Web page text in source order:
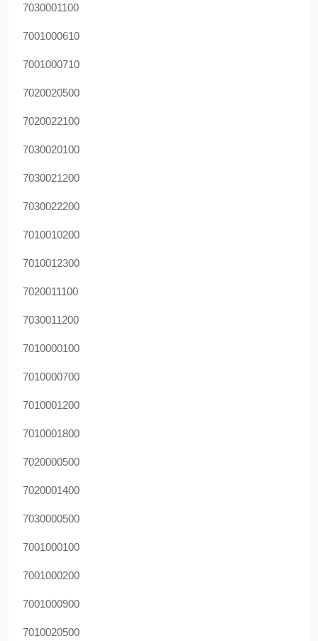
7030001100
7001000610
7001000710
7020020500
7020022100
7030020100
7030021200
7030022200
7010010200
7010012300
7020011100
7030011200
7010000100
7010000700
7010001200
7010001800
7020000500
7020001400
7030000500
7001000100
7001000200
7001000900
7010020500